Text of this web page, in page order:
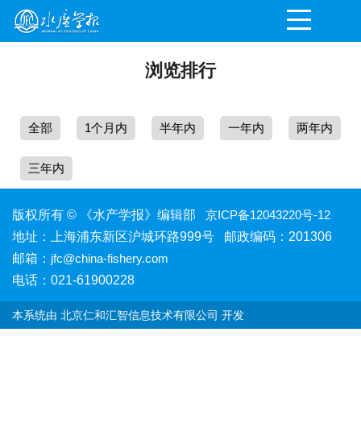
浏览排行
全部 1个月内 半年内 一年内 两年内
三年内
版权所有 © 《水产学报》编辑部 京ICP备12043220号-12
地址：上海浦东新区沪城环路999号 邮政编码：201306
邮箱： jfc@china-fishery.com
电话：021-61900228
本系统由 北京仁和汇智信息技术有限公司 开发